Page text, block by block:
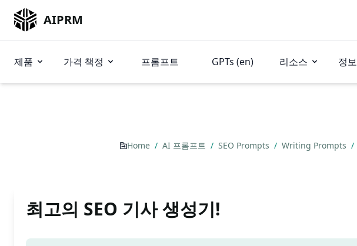
AIPRM
제품 가격 책정 프롬프트 GPTs (en) 리소스 정보
Home / AI 프롬프트 / SEO Prompts / Writing Prompts /
최고의 SEO 기사 생성기!